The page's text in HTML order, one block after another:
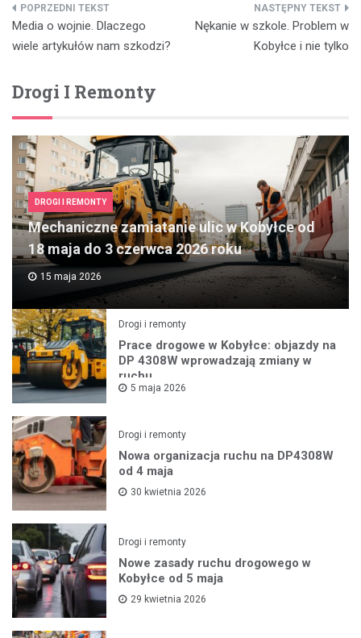
Nawigacja
wpisu
Media o wojnie. Dlaczego
wiele artykułów nam szkodzi?
Nękanie w szkole. Problem w
Kobyłce i nie tylko
Drogi I Remonty
DROGI I REMONTY
Mechaniczne zamiatanie ulic w Kobyłce od
18 maja do 3 czerwca 2026 roku
15 maja 2026
Drogi i remonty
Prace drogowe w Kobyłce: objazdy na
DP 4308W wprowadzają zmiany w
ruchu
5 maja 2026
Drogi i remonty
Nowa organizacja ruchu na DP4308W
od 4 maja
30 kwietnia 2026
Drogi i remonty
Nowe zasady ruchu drogowego w
Kobyłce od 5 maja
29 kwietnia 2026